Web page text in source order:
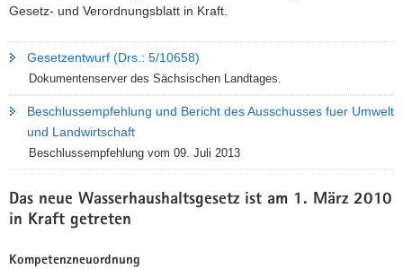
Gesetz- und Verordnungsblatt in Kraft.
Gesetzentwurf (Drs.: 5/10658)
Dokumentenserver des Sächsischen Landtages.
Beschlussempfehlung und Bericht des Ausschusses fuer Umwelt
und Landwirtschaft
Beschlussempfehlung vom 09. Juli 2013
Das neue Wasserhaushaltsgesetz ist am 1. März 2010
in Kraft getreten
Kompetenzneuordnung